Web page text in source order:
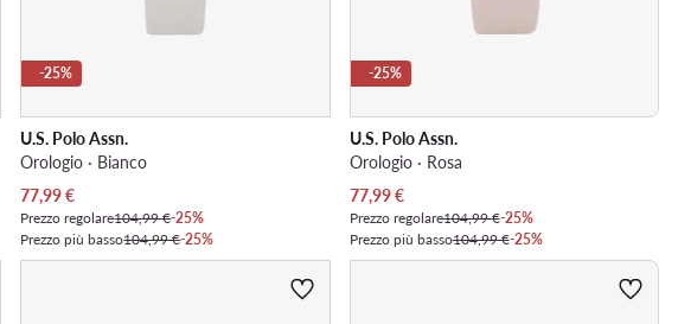
-25%
U.S. Polo Assn.
Orologio · Bianco
Prezzo attuale
77,99€
Prezzo regolare104,99 €-25%
Prezzo più basso104,99 €-25%
-25%
U.S. Polo Assn.
Orologio · Rosa
Prezzo attuale
77,99€
Prezzo regolare104,99 €-25%
Prezzo più basso104,99 €-25%